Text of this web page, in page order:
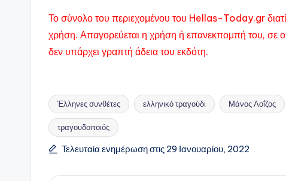
Το σύνολο του περιεχομένου του Hellas-Today.gr
χρήση. Απαγορεύεται η χρήση ή επανεκπομπή του, σε
δεν υπάρχει γραπτή άδεια του εκδότη.
Ετικέτες:
Έλληνες συνθέτες ελληνικό τραγούδι Μάνος Λοΐζος
τραγουδοποιός
Τελευταία ενημέρωση στις 29 Ιανουαρίου, 2022